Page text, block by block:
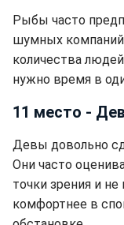
Рыбы часто
шумных
количества
нужно время в
11 место -
Девы довольно
Они часто
точки зрения и
комфортнее в